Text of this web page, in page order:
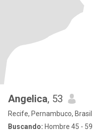
Angelica, 53
Recife, Pernambuco, Brasil
Buscando: Hombre 45 - 59